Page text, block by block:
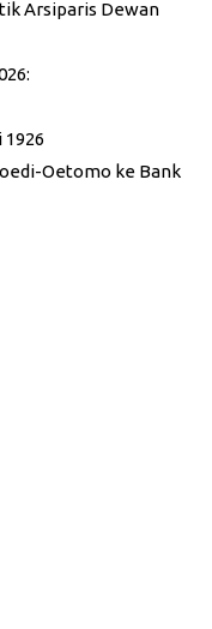
Arsiparis Dewan
1926
Oetomo ke Bank